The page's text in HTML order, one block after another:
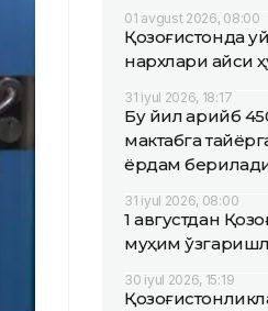
01 avgust 2026, 08:00
Қозоғистонда
нархлари қайси
31 iyul 2026, 18:17
Бу йил қарийб
мактабга
ёрдам
31 iyul 2026, 08:00
1 августдан
муҳим
30 iyul 2026, 15:19